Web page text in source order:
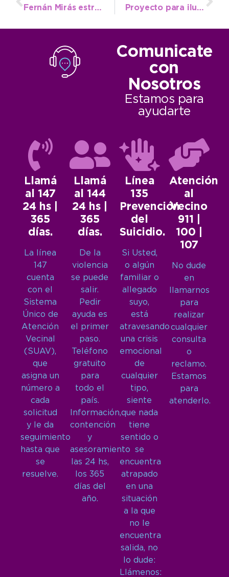
Fernán Mirás estrenará su ópera prima como director en Necochea Proyecto para iluminar con energía renovable los pasillos de los hospitales municipales
Comunicate
con
Nosotros
Estamos para
ayudarte
Llamá
al 147
24 hs |
365
días.
La línea
147
cuenta
con el
Sistema
Único de
Atención
Vecinal
(SUAV),
que
asigna un
número a
cada
solicitud
y le da
seguimiento
hasta que
se
resuelve.
Llamá
al 144
24 hs |
365
días.
De la
violencia
se puede
salir.
Pedir
ayuda es
el primer
paso.
Teléfono
gratuito
para
todo el
país.
Información,
contención
y
asesoramiento
las 24 hs,
los 365
días del
año.
Línea
135
Prevención
del
Suicidio.
Si Usted,
o algún
familiar o
allegado
suyo,
está
atravesando
una crisis
emocional
de
cualquier
tipo,
siente
que nada
tiene
sentido o
se
encuentra
atrapado
en una
situación
a la que
no le
encuentra
salida, no
lo dude:
Llámenos:
Atención
al
Vecino
911 |
100 |
107
No dude
en
llamarnos
para
realizar
cualquier
consulta
o
reclamo.
Estamos
para
atenderlo.